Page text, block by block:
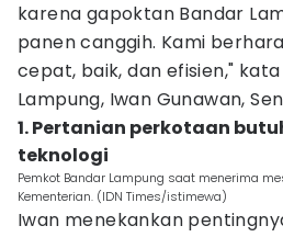
karena gapoktan Bandar
panen canggih. Kami
cepat, baik, dan efisien,"
Lampung, Iwan Gunawan,
1. Pertanian perkotaan
teknologi
Pemkot Bandar Lampung saat menerima
Kementerian. (IDN Times/istimewa)
Iwan menekankan